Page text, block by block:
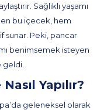
Sağlıklı yaşamı
bu içecek, hem
sunar. Peki, pancar
benimsemek isteyen
geldi.
Yapılır?
geleneksel olarak